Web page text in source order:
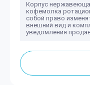
Корпус
кофемолка
собой право
внешний вид и
уведомления